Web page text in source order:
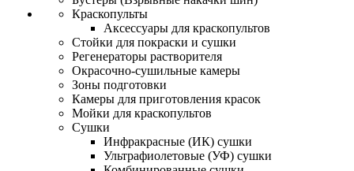
Краскопульты
Аксессуары для краскопультов
Стойки для покраски и сушки
Регенераторы растворителя
Окрасочно-сушильные камеры
Зоны подготовки
Камеры для приготовления красок
Мойки для краскопультов
Сушки
Инфракрасные (ИК) сушки
Ультрафиолетовые (УФ) сушки